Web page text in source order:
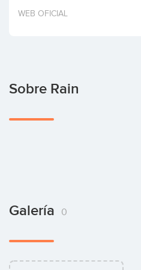
Invertir
WEB OFICIAL
Sobre Rain
Galería 0